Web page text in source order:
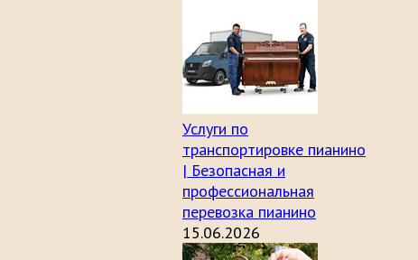
Услуги по
транспортировке пианино
| Безопасная и
профессиональная
перевозка пианино
15.06.2026